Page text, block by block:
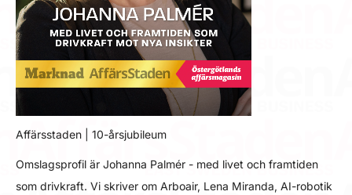
Affärsstaden | 10-årsjubileum
Omslagsprofil är Johanna Palmér - med livet och framtiden
som drivkraft. Vi skriver om Arboair, Lena Miranda, AI-robotik